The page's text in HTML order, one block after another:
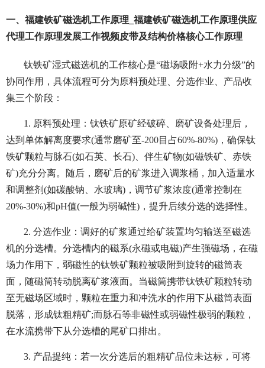
一、福建铁矿磁选机工作原理_福建铁矿磁选机工作原理供应
代理工作原理发展工作视频皮带及结构价格核心工作原理
钛铁矿湿式磁选机的工作核心是“磁场吸附+水力分级”的
协同作用，具体流程可分为原料预处理、分选作业、产品收
集三个阶段：
1. 原料预处理：钛铁矿原矿经破碎、磨矿设备处理后，
达到单体解离度要求(通常磨矿至-200目占60%-80%)，确保钛
铁矿颗粒与脉石(如石英、长石)、伴生矿物(如磁铁矿、赤铁
矿)充分分离。随后，磨矿后的矿浆进入调浆桶，加入适量水
和调整剂(如碳酸钠、水玻璃)，调节矿浆浓度(通常控制在
20%-30%)和pH值(一般为弱碱性)，提升后续分选的选择性。
2. 分选作业：调好的矿浆通过给矿装置均匀输送至磁选
机的分选槽。分选槽内的磁系(永磁或电磁)产生强磁场，在磁
场力作用下，弱磁性的钛铁矿颗粒被吸附到旋转的磁筒表
面，随磁筒转动脱离矿浆液面。当磁筒携带钛铁矿颗粒转动
至无磁场区域时，颗粒在重力和冲洗水的作用下从磁筒表面
脱落，形成钛粗精矿;而脉石等非磁性或弱磁性极弱的颗粒，
在水流携带下从分选槽的尾矿口排出。
3. 产品提纯：若一次分选后的粗精矿品位未达标，可将